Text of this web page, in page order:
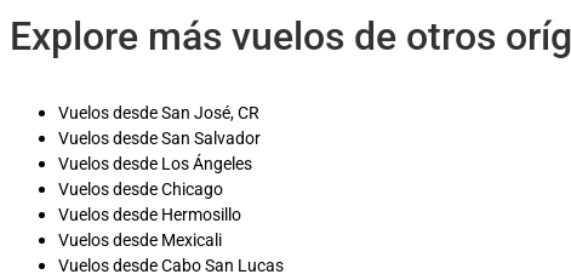
Explore más vuelos de otros
Vuelos desde San José, CR
Vuelos desde San Salvador
Vuelos desde Los Ángeles
Vuelos desde Chicago
Vuelos desde Hermosillo
Vuelos desde Mexicali
Vuelos desde Cabo San Lucas